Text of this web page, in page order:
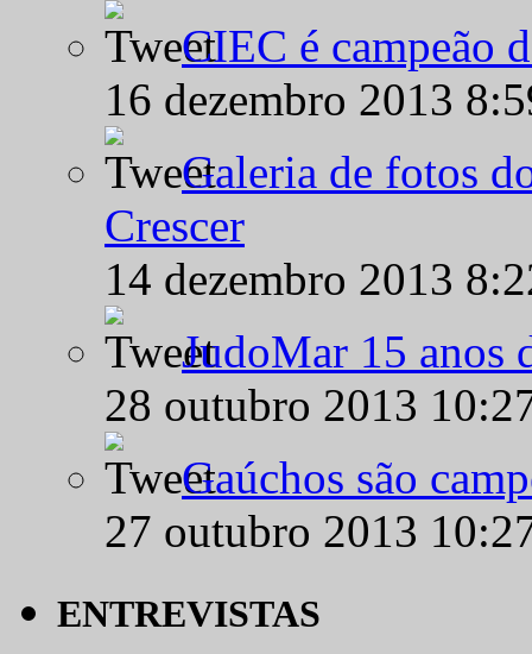
CIEC é campeão
16 dezembro 2013
Galeria de fotos
Crescer
14 dezembro 2013
JudoMar 15 anos
28 outubro 2013
Gaúchos são
27 outubro 2013
ENTREVISTAS